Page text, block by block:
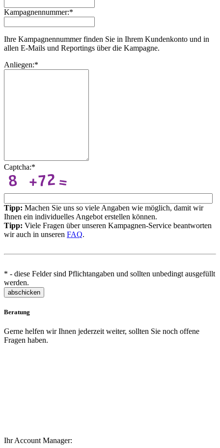
Kampagnennummer:*
Ihre Kampagnennummer finden Sie in Ihrem Kundenkonto und in
allen E-Mails und Reportings über die Kampagne.
Anliegen:*
Captcha:*
Tipp: Machen Sie uns so viele Angaben wie möglich, damit wir
Ihnen ein individuelles Angebot erstellen können.
Tipp: Viele Fragen über unseren Kampagnen-Service beantworten
wir auch in unseren FAQ.
* - diese Felder sind Pflichtangaben und sollten unbedingt ausgefüllt
werden.
abschicken
Beratung
Gerne helfen wir Ihnen jederzeit weiter, sollten Sie noch offene
Fragen haben.
Ihr Account Manager: